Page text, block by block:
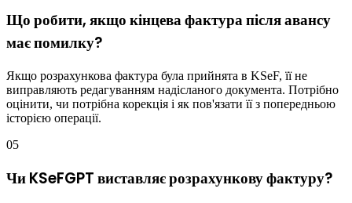
Що робити, якщо кінцева фактура після авансу
має помилку?
Якщо розрахункова фактура була прийнята в KSeF, її не
виправляють редагуванням надісланого документа. Потрібно
оцінити, чи потрібна корекція і як пов'язати її з попередньою
історією операції.
05
Чи KSeFGPT виставляє розрахункову фактуру?